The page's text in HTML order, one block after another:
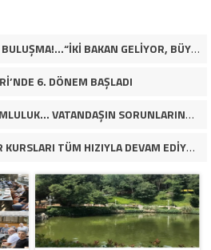
BÜYÜKÇEKMECE’DE TARİHİ BULUŞMA!…“İKİ BAKAN GELİYOR, BÜYÜKÇEKMECE’NİN ADLİYE KADERİ DEĞİŞECEK Mİ?”
6. DÖNEM BAŞLADI
“GENÇ YAŞTA BÜYÜK SORUMLULUK… VATANDAŞIN SORUNLARINA ÇÖZÜM ARIYOR!”
BEYLİKDÜZÜ’NDE YAZ SPOR KURSLARI TÜM HIZIYLA DEVAM EDİYOR